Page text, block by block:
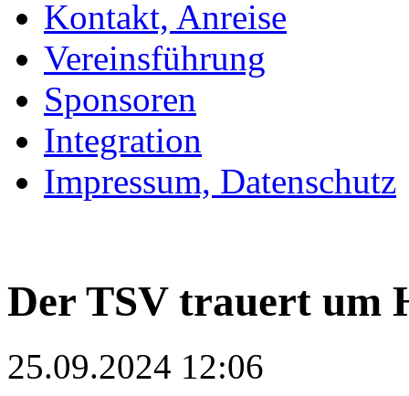
Kontakt, Anreise
Vereinsführung
Sponsoren
Integration
Impressum, Datenschutz
Der TSV trauert um
25.09.2024 12:06